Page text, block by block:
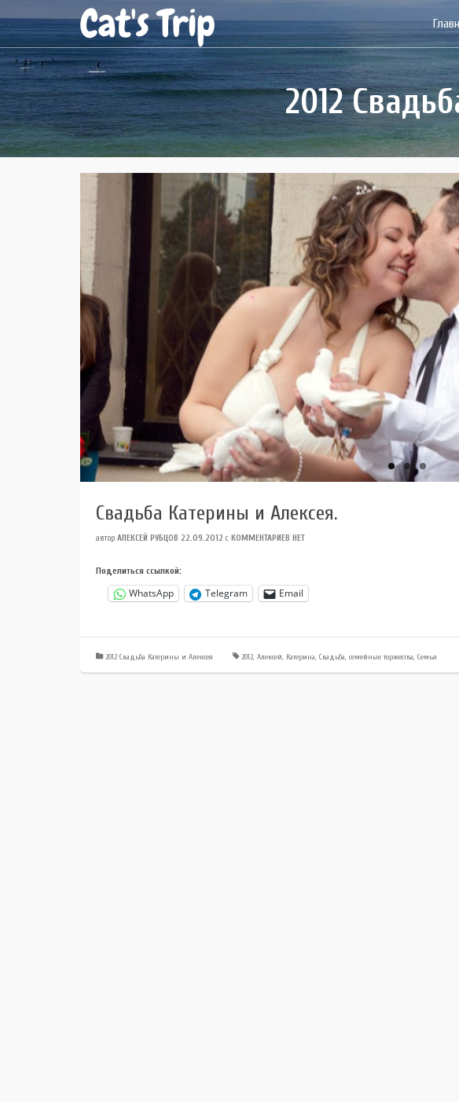
Cat's Trip
2012
Свадьба Катерины и Алексея.
автор АЛЕКСЕЙ РУБЦОВ 22.09.2012 с КОММЕНТАРИЕВ НЕТ
Поделиться ссылкой:
WhatsApp Telegram Email
2012 Свадьба Катерины и Алексея 2012, Алексей, Катерина, Свадьба, семейные торжества, Семья